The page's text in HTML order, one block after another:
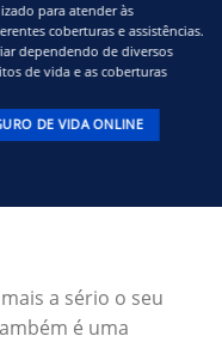
para atender às
coberturas e assistências.
dependendo de diversos
de vida e as coberturas
DE VIDA ONLINE
a sério o seu
é uma